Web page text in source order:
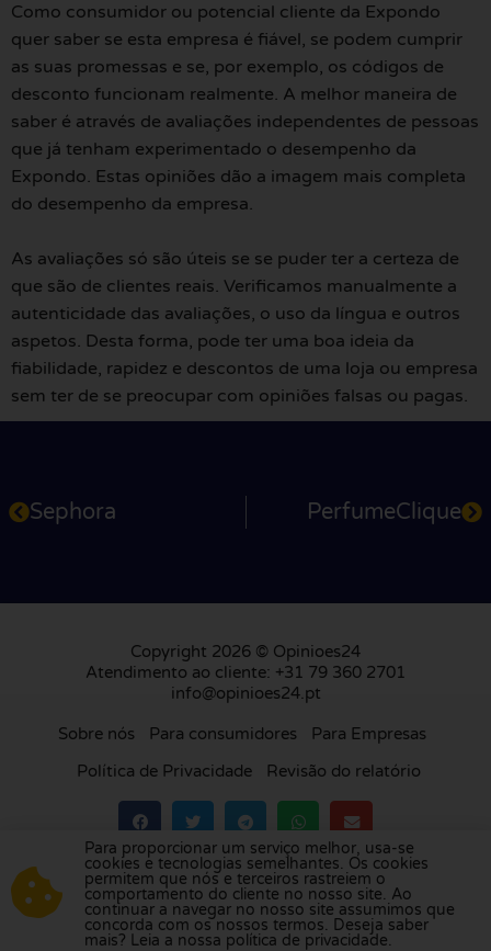
Como consumidor ou potencial cliente da Expondo
quer saber se esta empresa é fiável, se podem cumprir
as suas promessas e se, por exemplo, os códigos de
desconto funcionam realmente. A melhor maneira de
saber é através de avaliações independentes de pessoas
que já tenham experimentado o desempenho da
Expondo. Estas opiniões dão a imagem mais completa
do desempenho da empresa.
As avaliações só são úteis se se puder ter a certeza de
que são de clientes reais. Verificamos manualmente a
autenticidade das avaliações, o uso da língua e outros
aspetos. Desta forma, pode ter uma boa ideia da
fiabilidade, rapidez e descontos de uma loja ou empresa
sem ter de se preocupar com opiniões falsas ou pagas.
Sephora PerfumeClique
Copyright 2026 © Opinioes24
Atendimento ao cliente: +31 79 360 2701
info@opinioes24.pt
Sobre nós Para consumidores
Para Empresas
Política de Privacidade
Revisão do relatório
Visite a nossa plataforma de avaliações na
Holanda,Reino Unido, França,Alemanha,
Bélgica,Espanha, Itália,Polónia,Dinamarca,
Para proporcionar um serviço melhor, usa-se
cookies e tecnologias semelhantes. Os cookies
permitem que nós e terceiros rastreiem o
comportamento do cliente no nosso site. Ao
continuar a navegar no nosso site assumimos que
concorda com os nossos termos. Deseja saber
mais? Leia a nossa política de privacidade.